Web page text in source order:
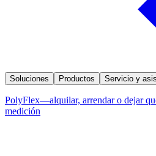
Soluciones Productos Servicio y
PolyFlex—alquilar, arrendar o dejar
medición